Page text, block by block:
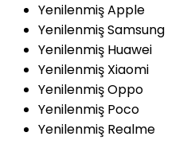
Yenilenmiş Apple
Yenilenmiş Samsung
Yenilenmiş Huawei
Yenilenmiş Xiaomi
Yenilenmiş Oppo
Yenilenmiş Poco
Yenilenmiş Realme